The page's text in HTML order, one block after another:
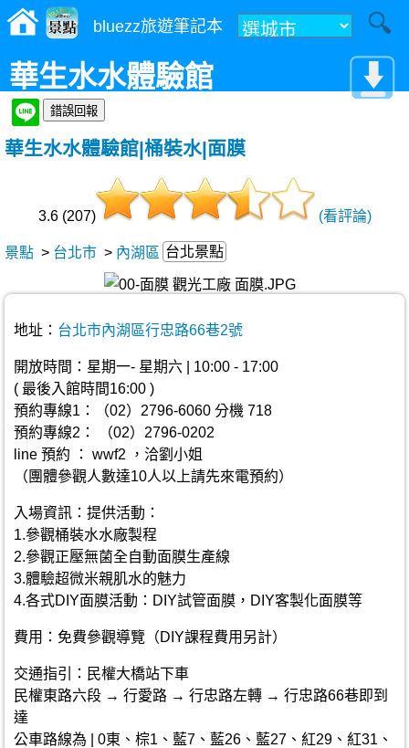
bluezz旅遊筆記本
華生水水體驗館
華生水水體驗館|桶裝水|面膜
3.6 (207) (看評論)
景點 > 台北市 > 內湖區 台北景點
地址： 台北市內湖區行忠路66巷2號
開放時間：星期一- 星期六 | 10:00 - 17:00
( 最後入館時間16:00 )
預約專線1：（02）2796-6060 分機 718
預約專線2： （02）2796-0202
line 預約 ： wwf2 ，洽劉小姐
（團體參觀人數達10人以上請先來電預約）
入場資訊：提供活動：
1.參觀桶裝水水廠製程
2.參觀正壓無菌全自動面膜生產線
3.體驗超微米親肌水的魅力
4.各式DIY面膜活動：DIY試管面膜，DIY客製化面膜等
費用：免費參觀導覽（DIY課程費用另計）
交通指引：民權大橋站下車
民權東路六段 → 行愛路 → 行忠路左轉 → 行忠路66巷即到
達
公車路線為 | 0東、棕1、藍7、藍26、藍27、紅29、紅31、